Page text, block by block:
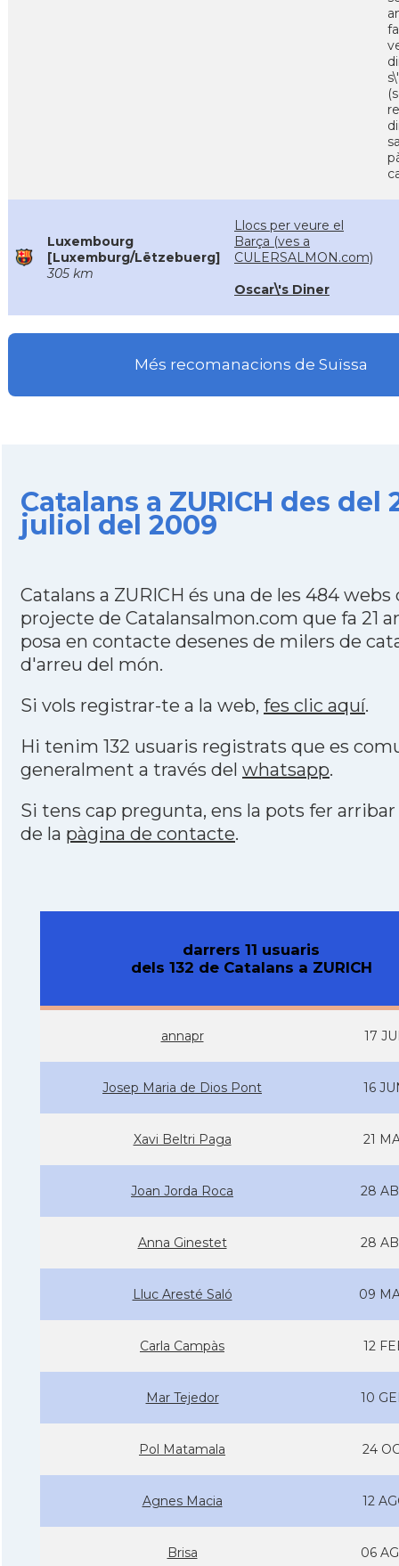
Luxembourg
[Luxemburg/Lëtzebuerg]
305 km
Llocs per veure el
Barça (ves a
CULERSALMON.com)
Oscar\'s Diner
Més recomanacions de Suïssa
Catalans a ZURICH des del
juliol del 2009
Catalans a ZURICH és una de les 484 webs
projecte de Catalansalmon.com que fa 21
posa en contacte desenes de milers de
d'arreu del món.
Si vols registrar-te a la web, fes clic aquí.
Hi tenim 132 usuaris registrats que es
generalment a través del whatsapp.
Si tens cap pregunta, ens la pots fer arribar
de la pàgina de contacte.
darrers 11 usuaris
dels 132 de Catalans a ZURICH
annapr 17
Josep Maria de Dios Pont 16
Xavi Beltri Paga 21
Joan Jorda Roca 28
Anna Ginestet 28
Lluc Aresté Saló 09
Carla Campàs 12
Mar Tejedor 10
Pol Matamala 24
Agnes Macia 12
Brisa 06